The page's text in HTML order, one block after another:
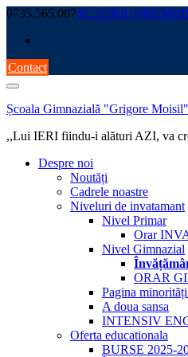
Skip
content
0735.565.007
Contact
Școala Gimnazială "Grigore
,,Lui IERI fiindu-i alături AZI, va
Despre noi
Noutăți
Cadrele noastre
Niveluri de invatamant
Nivel Primar
Orar
Nivel Gimnazial
ORAR
Pagina
A doua sansa
INTENSIV
Oferta educationala
BURSE 2025-